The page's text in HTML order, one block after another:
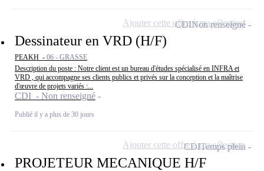
Dessinateur en VRD (H/F)
PEAKH - 06 - GRASSE
Description du poste : Notre client est un bureau d'études spécialisé en INFRA et
VRD , qui accompagne ses clients publics et privés sur la conception et la maîtrise
d'œuvre de projets variés :...
CDI - Non renseigné
Publié il y a plus de 30 jours
CDINon renseigné
Ajouter cette offre à ma sélection
PROJETEUR MECANIQUE H/F
CDITemps plein
Ajouter cette offre à ma sélection